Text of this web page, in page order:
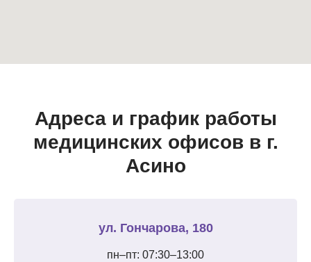
Адреса и график работы
медицинских офисов в г.
Асино
ул. Гончарова, 180
пн–пт: 07:30–13:00